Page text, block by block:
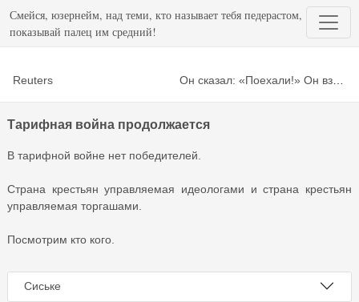
Смейся, юзернейм, над теми, кто называет тебя педерастом,
показывай палец им средний!
Reuters
Тарифная война продолжается
В тарифной войне нет победителей.
Страна крестьян управляемая идеологами и страна крестьян
управляемая торгашами.
Посмотрим кто кого.
Сиське